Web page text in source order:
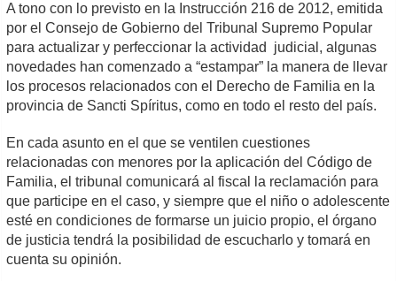
A tono con lo previsto en la Instrucción 216 de 2012, emitida
por el Consejo de Gobierno del Tribunal Supremo Popular
para actualizar y perfeccionar la actividad judicial, algunas
novedades han comenzado a “estampar” la manera de llevar
los procesos relacionados con el Derecho de Familia en la
provincia de Sancti Spíritus, como en todo el resto del país.
En cada asunto en el que se ventilen cuestiones
relacionadas con menores por la aplicación del Código de
Familia, el tribunal comunicará al fiscal la reclamación para
que participe en el caso, y siempre que el niño o adolescente
esté en condiciones de formarse un juicio propio, el órgano
de justicia tendrá la posibilidad de escucharlo y tomará en
cuenta su opinión.